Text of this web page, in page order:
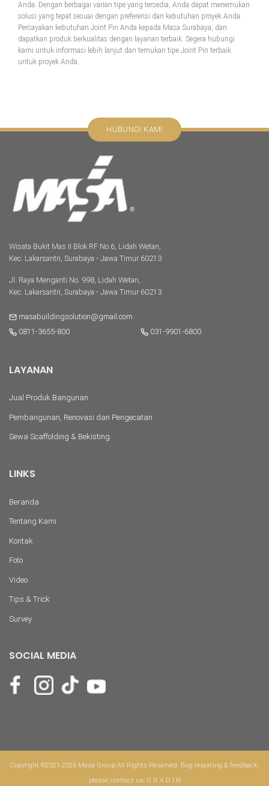
Anda. Dengan berbagai varian tipe yang tersedia, Anda dapat menemukan
solusi yang tepat sesuai dengan preferensi dan kebutuhan proyek Anda.
Percayakan kebutuhan Joint Pin Anda kepada Masa Surabaya, dan
dapatkan produk berkualitas dengan layanan terbaik. Segera hubungi
kami untuk informasi lebih lanjut dan temukan tipe Joint Pin terbaik
untuk proyek Anda.
Wisata Bukit Mas II Blok RF No.6, Lidah Wetan,
Kec. Lakarsantri, Surabaya - Jawa Timur 60213
Jl. Raya Menganti No. 998, Lidah Wetan,
Kec. Lakarsantri, Surabaya - Jawa Timur 60213
masabuildingsolution@gmail.com
0811-3655-800
031-9901-6800
LAYANAN
Jual Produk Bangunan
Pembangunan, Renovasi dan Pengecatan
Sewa Scaffolding & Bekisting
LINKS
Beranda
Tentang Kami
Kontak
Foto
Video
Tips & Trick
Survey
SOCIAL MEDIA
Copyright ©2021-2026 Masa Group All Rights Reserved. Bug reporting & feedback,
please contact us: G R A D I N
HUBUNGI KAMI